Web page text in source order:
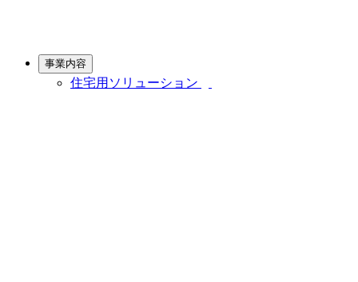
事業内容
住宅用ソリューション